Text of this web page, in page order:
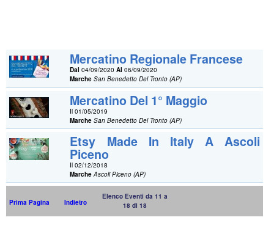
Mercatino Regionale Francese
Dal 04/09/2020Al 06/09/2020
Marche San Benedetto Del Tronto (AP)
Mercatino Del 1° Maggio
Il 01/05/2019
Marche San Benedetto Del Tronto (AP)
Etsy Made In Italy A Ascoli
Piceno
Il 02/12/2018
Marche Ascoli Piceno (AP)
Prima Pagina Indietro
Elenco Eventi da 11 a
18 di 18